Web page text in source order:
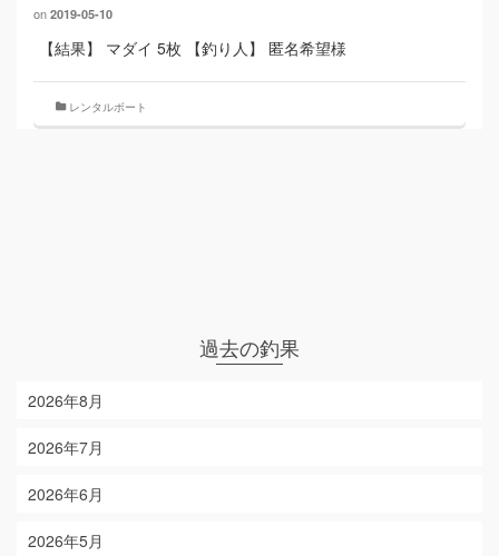
on 2019-05-10
【結果】 マダイ 5枚 【釣り人】 匿名希望様
レンタルボート
過去の釣果
2026年8月
2026年7月
2026年6月
2026年5月